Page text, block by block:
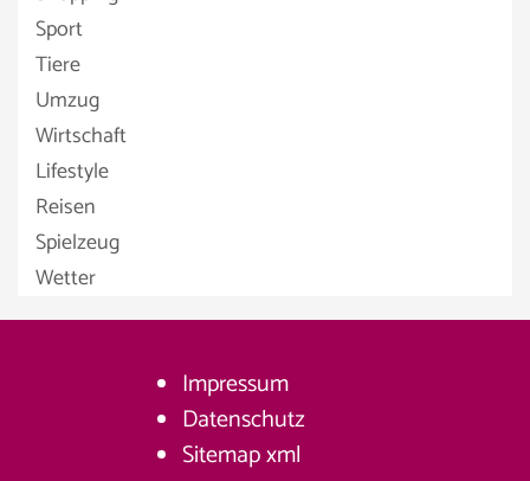
Sport
Tiere
Umzug
Wirtschaft
Lifestyle
Reisen
Spielzeug
Wetter
Impressum
Datenschutz
Sitemapxml